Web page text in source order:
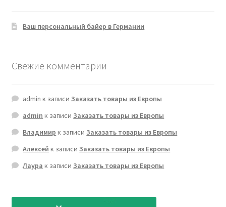
Ваш персональный байер в Германии
Свежие комментарии
admin к записиЗаказать товары из Европы
admin к записиЗаказать товары из Европы
Владимир к записиЗаказать товары из Европы
Алексей к записиЗаказать товары из Европы
Лаура к записиЗаказать товары из Европы